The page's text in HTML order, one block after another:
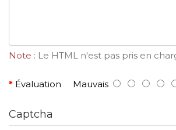
Note : Le HTML n'est pas pris en
Évaluation Mauvais
Captcha